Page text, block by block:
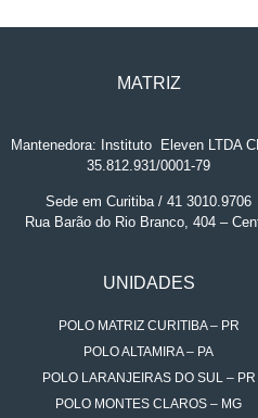
MATRIZ
Mantenedora: Instituto.
Eleven LTDA
35.812.931/0001-79
Sede em Curitiba / 41 3010.9706
Rua Barão do Rio Branco, 404 –
UNIDADES
POLO MATRIZ CURITIBA – PR
POLO ALTAMIRA – PA
POLO LARANJEIRAS DO SUL – PR
POLO MONTES CLAROS – MG